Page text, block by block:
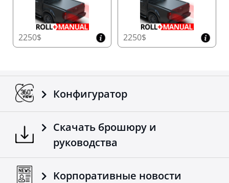
2250$ 2250$
Конфигуратор
Скачать брошюру и
руководства
Kорпоративные новости